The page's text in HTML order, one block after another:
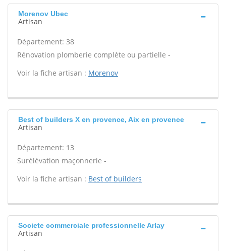
Morenov Ubec
Artisan
Département: 38
Rénovation plomberie complète ou partielle -
Voir la fiche artisan : Morenov
Best of builders X en provence, Aix en provence
Artisan
Département: 13
Surélévation maçonnerie -
Voir la fiche artisan : Best of builders
Societe commerciale professionnelle Arlay
Artisan